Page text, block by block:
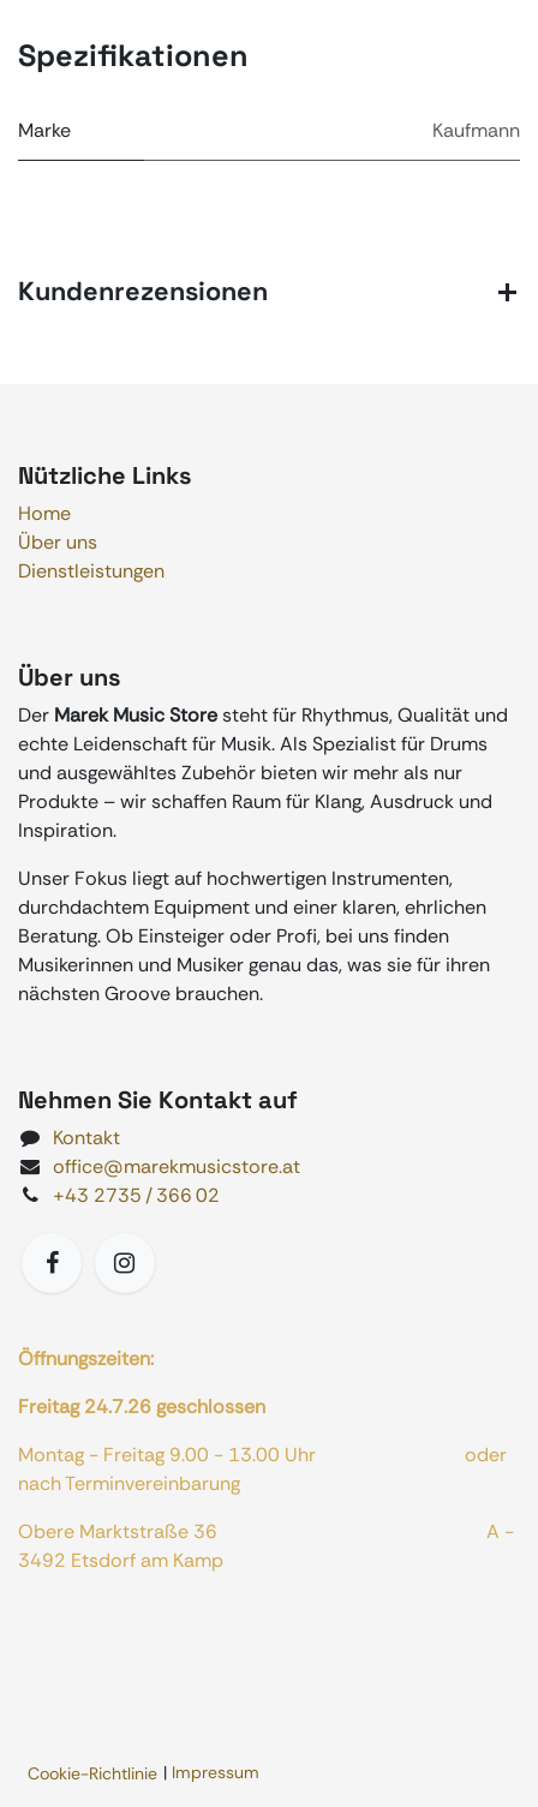
Spezifikationen
Marke Kaufmann
Kundenrezensionen
Nützliche Links
Home
Über uns
Dienstleistungen
Über uns
Der Marek Music Storesteht für Rhythmus, Qualität und
echte Leidenschaft für Musik. Als Spezialist für Drums
und ausgewähltes Zubehör bieten wir mehr als nur
Produkte – wir schaffen Raum für Klang, Ausdruck und
Inspiration.
Unser Fokus liegt auf hochwertigen Instrumenten,
durchdachtem Equipment und einer klaren, ehrlichen
Beratung. Ob Einsteiger oder Profi, bei uns finden
Musikerinnen und Musiker genau das, was sie für ihren
nächsten Groove brauchen.
Nehmen Sie Kontakt auf
Kontakt
office@marekmusicstore.at
+43 2735 / 366 02
Öffnungszeiten:
Freitag 24.7.26 geschlossen
Montag - Freitag 9.00 - 13.00 Uhr oder
nach Terminvereinbarung
Obere Marktstraße 36 A -
3492 Etsdorf am Kamp
Cookie-Richtlinie | Impressum